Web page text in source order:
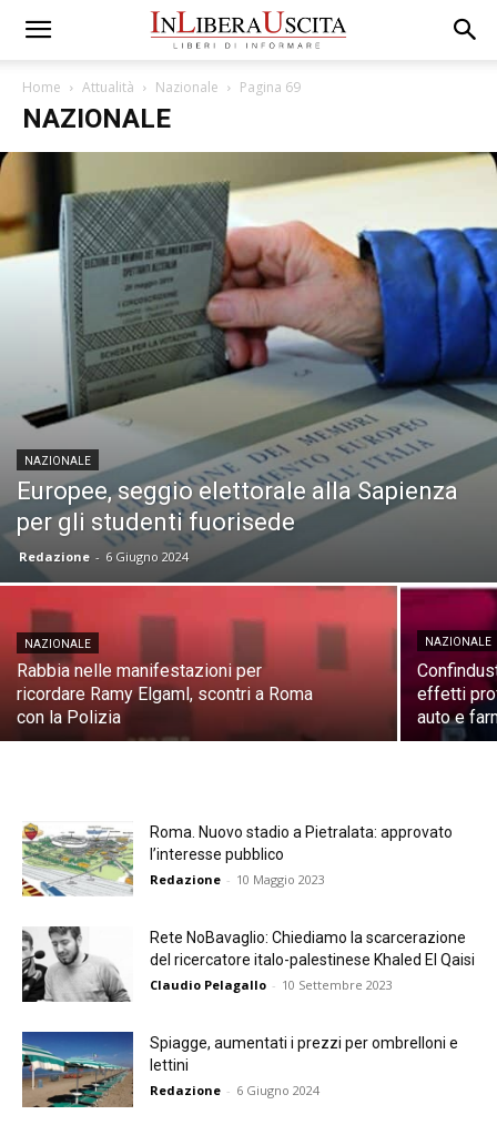
Home Attualità Nazionale Pagina 69
NAZIONALE
NAZIONALE
Europee, seggio elettorale alla Sapienza
per gli studenti fuorisede
Redazione - 6 Giugno 2024
NAZIONALE
Rabbia nelle manifestazioni per
ricordare Ramy Elgaml, scontri a Roma
con la Polizia
NAZIONALE
effetti
auto e
Roma. Nuovo stadio a Pietralata: approvato
l’interesse pubblico
Redazione - 10 Maggio 2023
Rete NoBavaglio: Chiediamo la scarcerazione
del ricercatore italo-palestinese Khaled El Qaisi
Claudio Pelagallo - 10 Settembre 2023
Spiagge, aumentati i prezzi per ombrelloni e
lettini
Redazione - 6 Giugno 2024